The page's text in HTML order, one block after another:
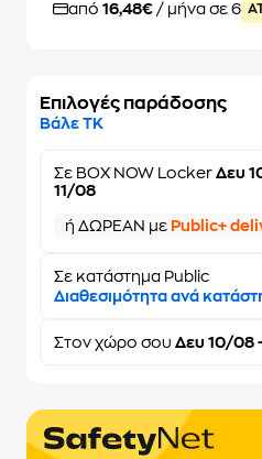
από 16,48€ / μήνα σε 6
Επιλογές παράδοσης
Βάλε ΤΚ
Σε BOX NOW Locker Δευ
11/08
ή ΔΩΡΕΑΝ με Public+
Σε κατάστημα Public
Διαθεσιμότητα ανά
Στον χώρο σου Δευ 10/08 -